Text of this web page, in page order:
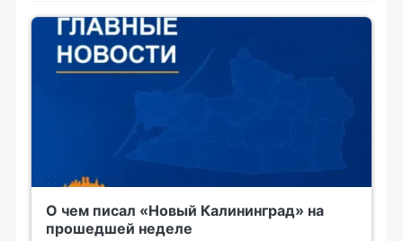
О чем писал «Новый Калининград» на
прошедшей неделе